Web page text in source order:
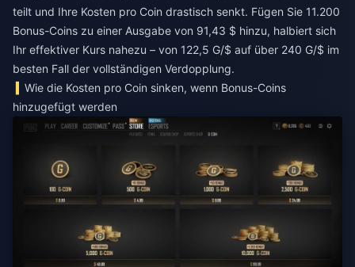
teilt und Ihre Kosten pro Coin drastisch senkt. Fügen Sie 11.200
Bonus-Coins zu einer Ausgabe von 91,43 $ hinzu, halbiert sich
Ihr effektiver Kurs nahezu – von 122,5 G/$ auf über 240 G/$ im
besten Fall der vollständigen Verdopplung.
Wie die Kosten pro Coin sinken, wenn Bonus-Coins
hinzugefügt werden